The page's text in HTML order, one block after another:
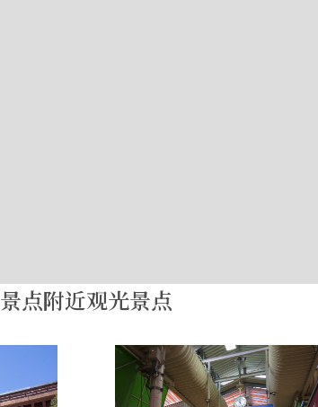
景点附近观光景点